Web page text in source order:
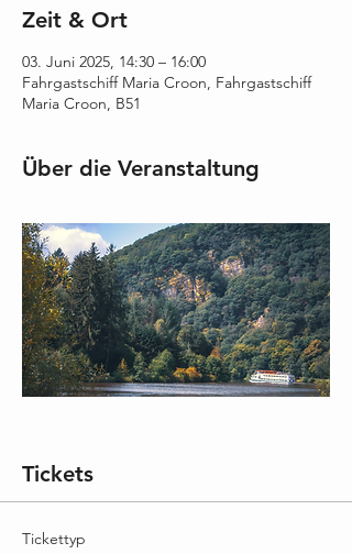
Zeit & Ort
03. Juni 2025, 14:30 – 16:00
Fahrgastschiff Maria Croon, Fahrgastschiff
Maria Croon, B51
Über die Veranstaltung
Tickets
Tickettyp